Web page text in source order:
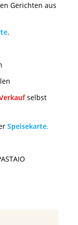
Gerichten aus
.
selbst
Speisekarte.